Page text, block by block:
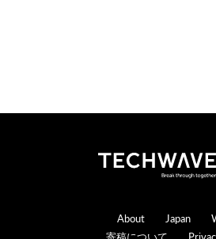
Footer
About Japan